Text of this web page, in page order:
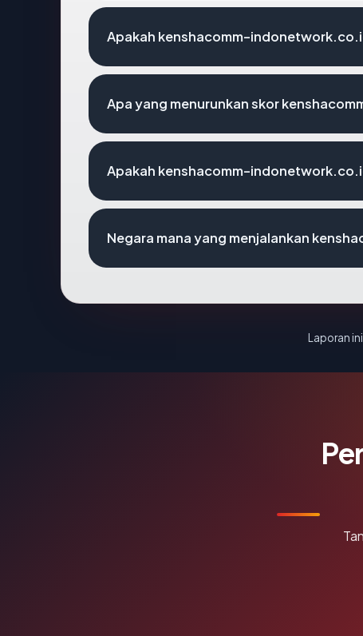
Apakah kenshacomm-
Apa yang menurunkan skor
Apakah kenshacomm-
Negara mana yang menjalankan
Laporan